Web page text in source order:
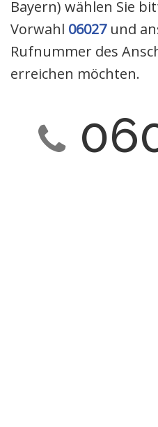
Bayern) wählen Sie
Vorwahl 06027und
Rufnummer des
erreichen möchten.